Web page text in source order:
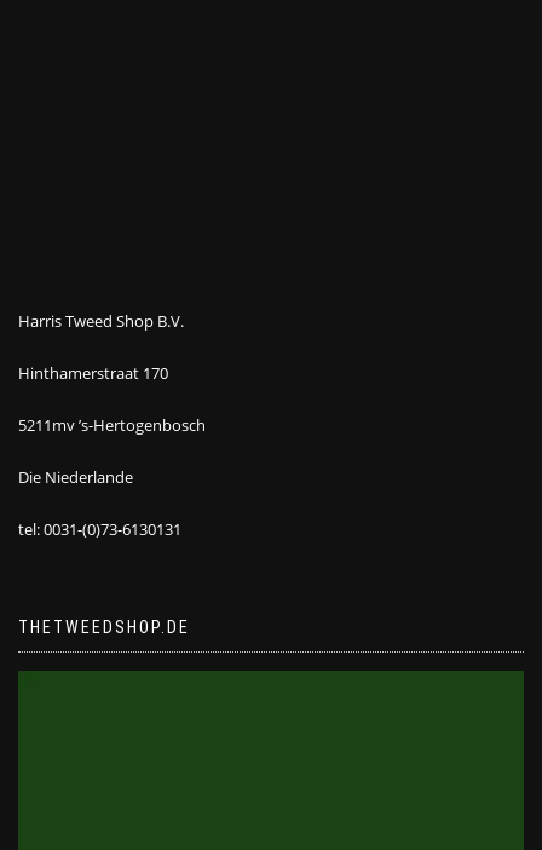
Harris Tweed Shop B.V.
Hinthamerstraat 170
5211mv ’s-Hertogenbosch
Die Niederlande
tel: 0031-(0)73-6130131
THETWEEDSHOP.DE